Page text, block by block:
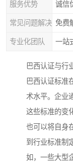
服务优势 诚信
常见问题解决 免费
专业化团队 一站
巴西认证与行
巴西认证标准
术水平。企业
这些标准的变
也可以将自身
到行业标准制
如，一些大型